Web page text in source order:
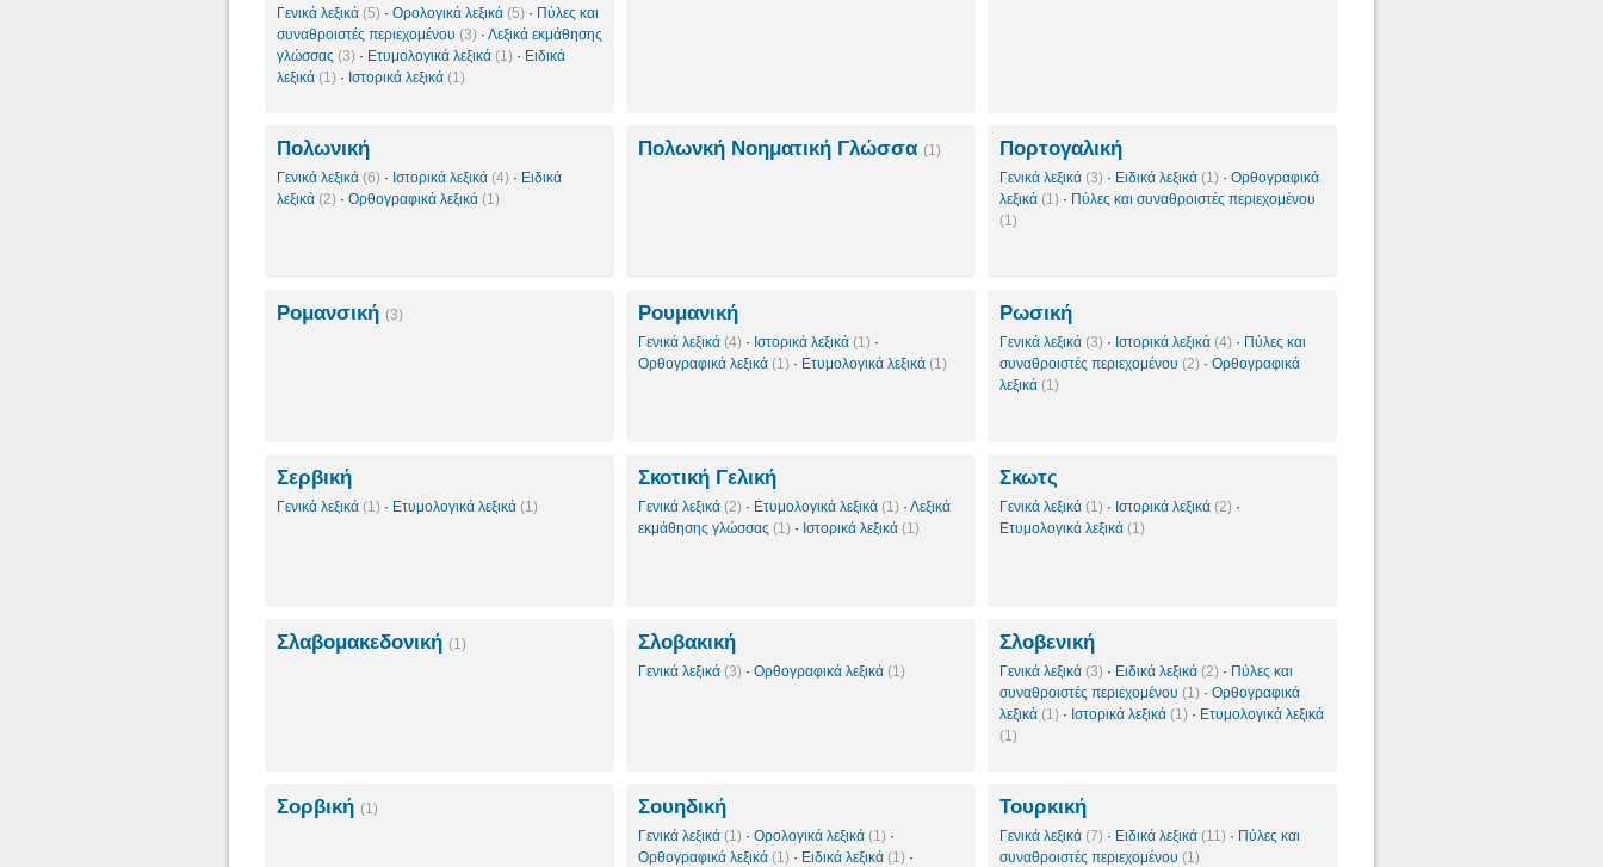
Γενικά λεξικά (5) · Ορολογικά λεξικά (5) · Πύλες και
συναθροιστές περιεχομένου (3) · Λεξικά εκμάθησης
γλώσσας (3) · Ετυμολογικά λεξικά (1) · Ειδικά
λεξικά (1) · Ιστορικά λεξικά (1)
Πολωνική
Γενικά λεξικά (6) · Ιστορικά λεξικά (4) · Ειδικά
λεξικά (2) · Ορθογραφικά λεξικά (1)
Πολωνκή Νοηματική Γλώσσα (1) Πορτογαλική
Γενικά λεξικά (3) · Ειδικά λεξικά (1) · Ορθογραφικά
λεξικά (1) · Πύλες και συναθροιστές περιεχομένου
(1)
Ρομανσική (3) Ρουμανική
Γενικά λεξικά (4) · Ιστορικά λεξικά (1) ·
Ορθογραφικά λεξικά (1) · Ετυμολογικά λεξικά (1)
Ρωσική
Γενικά λεξικά (3) · Ιστορικά λεξικά (4) · Πύλες και
συναθροιστές περιεχομένου (2) · Ορθογραφικά
λεξικά (1)
Σερβική
Γενικά λεξικά (1) · Ετυμολογικά λεξικά (1)
Σκοτική Γελική
Γενικά λεξικά (2) · Ετυμολογικά λεξικά (1) · Λεξικά
εκμάθησης γλώσσας (1) · Ιστορικά λεξικά (1)
Σκωτς
Γενικά λεξικά (1) · Ιστορικά λεξικά (2) ·
Ετυμολογικά λεξικά (1)
Σλαβομακεδονική (1) Σλοβακική
Γενικά λεξικά (3) · Ορθογραφικά λεξικά (1)
Σλοβενική
Γενικά λεξικά (3) · Ειδικά λεξικά (2) · Πύλες και
συναθροιστές περιεχομένου (1) · Ορθογραφικά
λεξικά (1) · Ιστορικά λεξικά (1) · Ετυμολογικά λεξικά
(1)
Σορβική (1) Σουηδική
Γενικά λεξικά (1) · Ορολογικά λεξικά (1) ·
Ορθογραφικά λεξικά (1) · Ειδικά λεξικά (1) ·
Τουρκική
Γενικά λεξικά (7) · Ειδικά λεξικά (11) · Πύλες και
συναθροιστές περιεχομένου (1)